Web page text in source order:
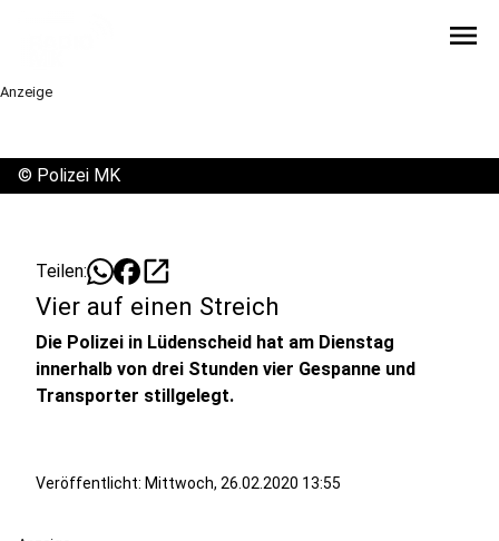
menu
Anzeige
© Polizei MK
Teilen: open_in_new
Vier auf einen Streich
Die Polizei in Lüdenscheid hat am Dienstag
innerhalb von drei Stunden vier Gespanne und
Transporter stillgelegt.
Veröffentlicht: Mittwoch, 26.02.2020 13:55